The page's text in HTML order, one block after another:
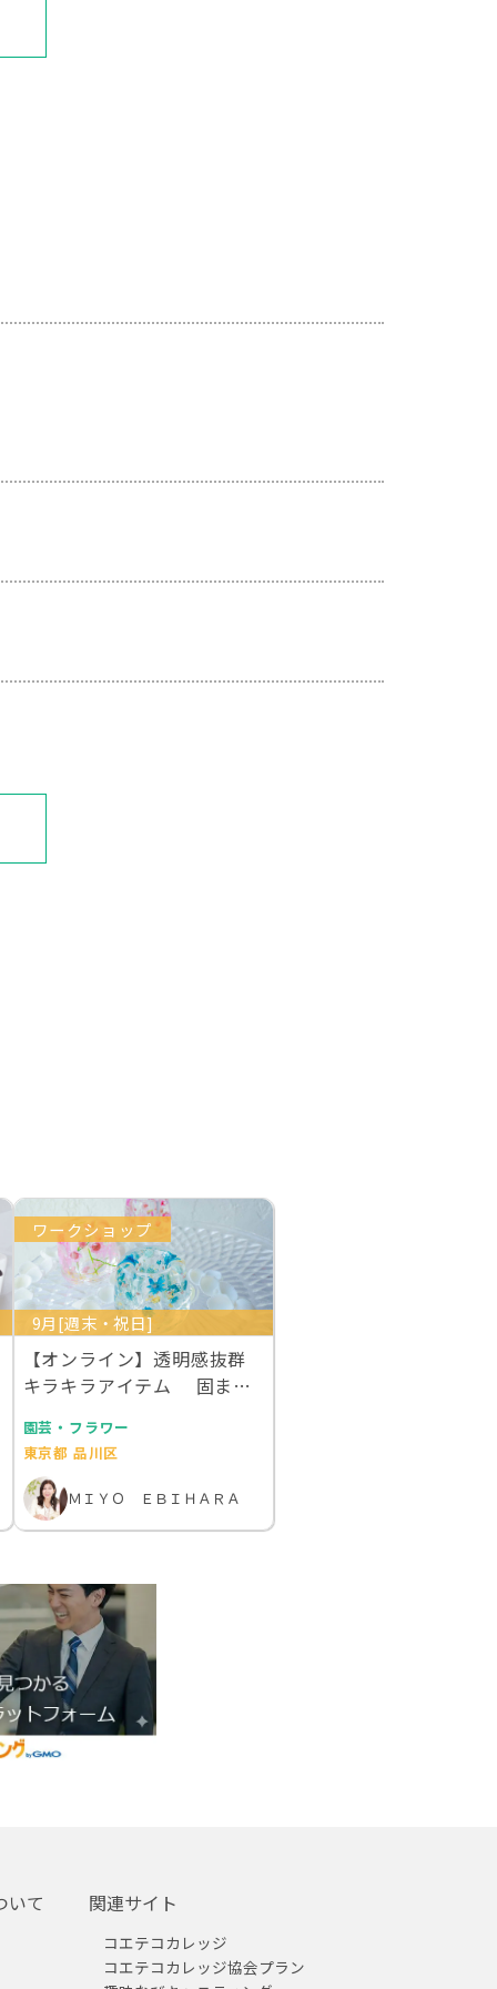
ワークショップ
9月[週末・祝日]
【オンライン】透明感抜群
キラキラアイテム 固まる
園芸・フラワー
東京都 品川区
ＭＩＹＯ ＥＢＩＨＡＲＡ
いて 関連サイト
コエテコカレッジ
コエテコカレッジ協会プラン